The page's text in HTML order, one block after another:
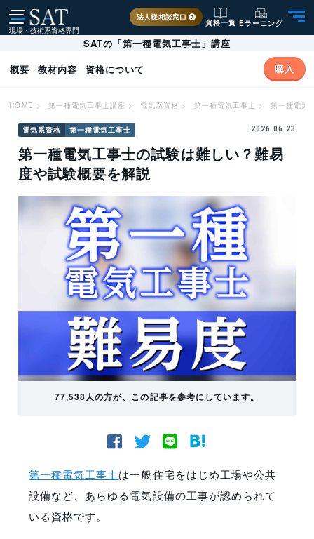
現場・技術系資格専門
法人様相談窓口
資格一覧 Eラーニング
SATの「第一種電気工事士」講座
概要
教材内容 資格について 購入
HOME > 第一種電気工事士講座 > 電気系資格 > 第一種電気工事士 > 第一種電気
電気系資格 第一種電気工事士 2026.06.23
第一種電気工事士の試験は難しい？難易
度や試験概要を解説
77,538人の方が、この記事を参考にしています。
第一種電気工事士は一般住宅をはじめ工場や公共
設備など、あらゆる電気設備の工事が認められて
いる資格です。